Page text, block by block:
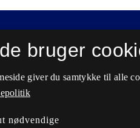
bruger
giver du samtykke til alle
nødvendige